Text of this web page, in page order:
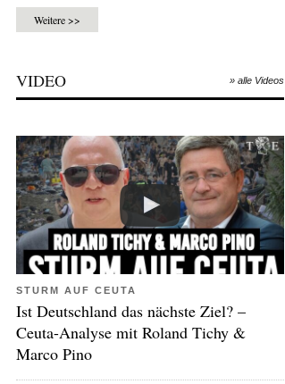
Weitere >>
VIDEO » alle Videos
STURM AUF CEUTA
Ist Deutschland das nächste Ziel? –
Ceuta-Analyse mit Roland Tichy &
Marco Pino